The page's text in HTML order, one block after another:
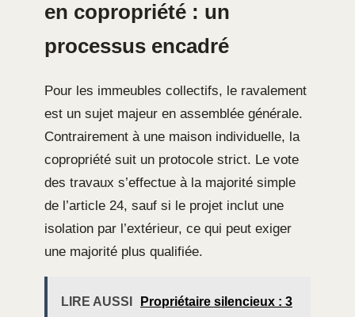
en copropriété : un
processus encadré
Pour les immeubles collectifs, le ravalement
est un sujet majeur en assemblée générale.
Contrairement à une maison individuelle, la
copropriété suit un protocole strict. Le vote
des travaux s’effectue à la majorité simple
de l’article 24, sauf si le projet inclut une
isolation par l’extérieur, ce qui peut exiger
une majorité plus qualifiée.
LIRE AUSSI
Propriétaire silencieux : 3